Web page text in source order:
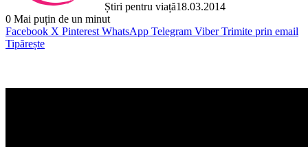
Știri pentru viață18.03.2014
0 Mai puțin de un minut
Facebook X Pinterest WhatsApp Telegram Viber Trimite prin email
Tipărește